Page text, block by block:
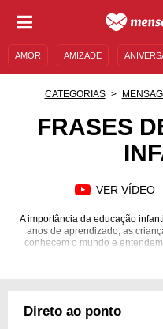
AMOR AMIZADE
CATEGORIAS
FRASES
VER VÍDEO
A importância da educação
anos de aprendizado, as
conhecem o mundo e
outras pessoas. Ou seja, é a
Direto ao ponto